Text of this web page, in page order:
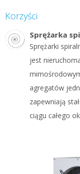
Korzyści
Sprężarka
Sprężarki
jest
agregatów
zapewniają
ciągu całego